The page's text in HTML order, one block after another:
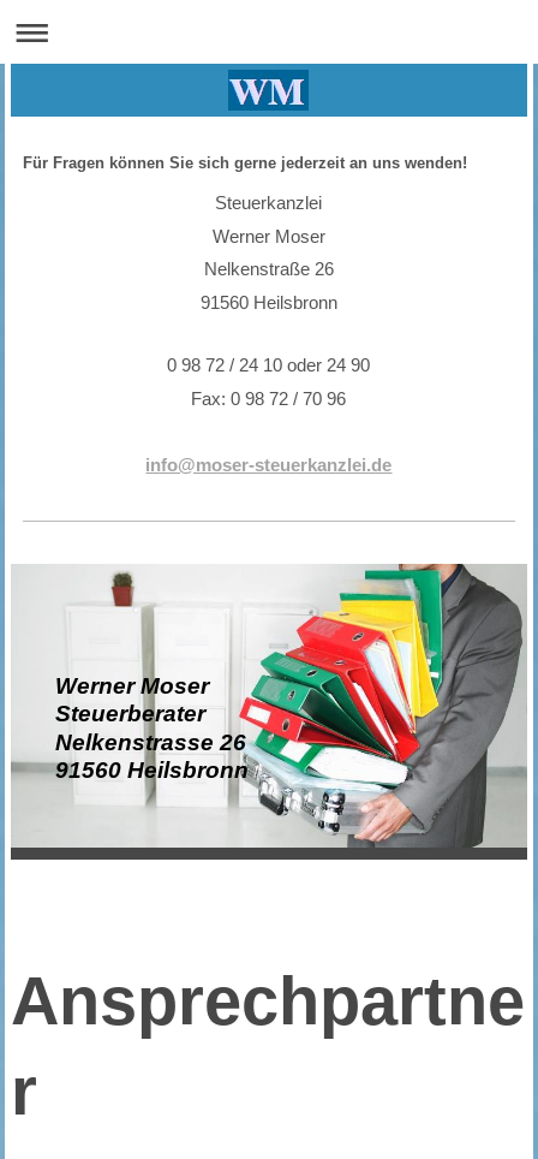
Für Fragen können Sie sich gerne jederzeit an uns wenden!
Steuerkanzlei
Werner Moser
Nelkenstraße 26
91560 Heilsbronn
0 98 72 / 24 10 oder 24 90
Fax: 0 98 72 / 70 96
info@moser-steuerkanzlei.de
Werner Moser
Steuerberater
Nelkenstrasse 26
91560 Heilsbronn
Ansprechpartne
r